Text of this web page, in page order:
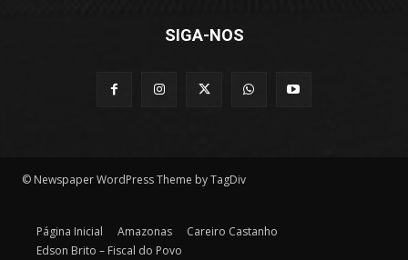
SIGA-NOS
© Newspaper WordPress Theme by TagDiv
Página Inicial Amazonas
Careiro Castanho
Edson Brito – Fiscal do Povo